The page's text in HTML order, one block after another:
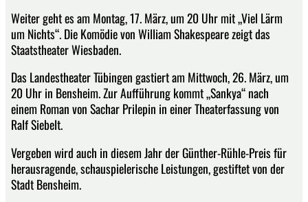
Weiter geht es am Montag, 17. März, um 20 Uhr mit „Viel Lärm
um Nichts“. Die Komödie von William Shakespeare zeigt das
Staatstheater Wiesbaden.
Das Landestheater Tübingen gastiert am Mittwoch, 26. März, um
20 Uhr in Bensheim. Zur Aufführung kommt „Sankya“ nach
einem Roman von Sachar Prilepin in einer Theaterfassung von
Ralf Siebelt.
Vergeben wird auch in diesem Jahr der Günther-Rühle-Preis für
herausragende, schauspielerische Leistungen, gestiftet von der
Stadt Bensheim.